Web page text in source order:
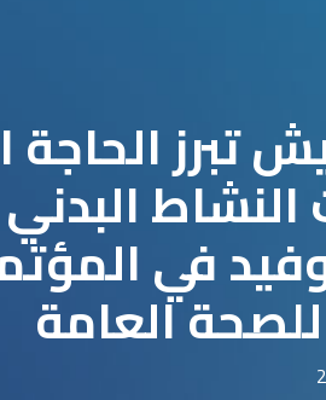
تبرز الحاجة
في
العامة